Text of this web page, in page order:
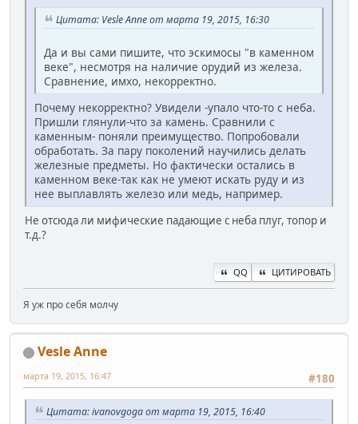
Цитата: Vesle Anne от марта 19, 2015, 16:30
Да и вы сами пишите, что эскимосы "в каменном
веке", несмотря на наличие орудий из железа.
Сравнение, имхо, некорректно.
Почему некорректно? Увидели -упало что-то с неба.
Пришли глянули-что за камень. Сравнили с
каменным- поняли преимущество. Попробовали
обработать. За пару поколений научились делать
железные предметы. Но фактически остались в
каменном веке-так как не умеют искать руду и из
нее выплавлять железо или медь, например.
Не отсюда ли мифические падающие с неба плуг, топор и
т.д.?
QQ ЦИТИРОВАТЬ
Я уж про себя молчу
Vesle Anne
#180
марта 19, 2015, 16:47
Цитата: ivanovgoga от марта 19, 2015, 16:40